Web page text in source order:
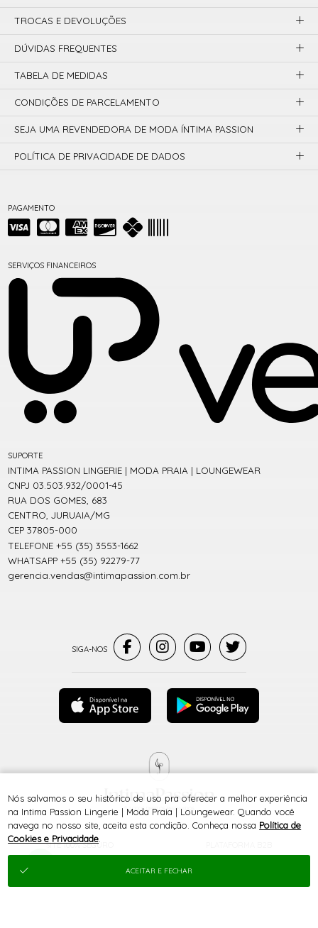
PAGAMENTO
SERVIÇOS FINANCEIROS
SITE 100% SEGURO
SUPORTE
INTIMA PASSION LINGERIE | MODA PRAIA | LOUNGEWEAR
CNPJ 03.503.932/0001-45
RUA DOS GOMES, 683
CENTRO, JURUAIA/MG
CEP 37805-000
TELEFONE +55 (35) 3553-1662
WHATSAPP +55 (35) 92279-77
gerencia.vendas@intimapassion.com.br
TROCAS E DEVOLUÇÕES
DÚVIDAS FREQUENTES
TABELA DE MEDIDAS
CONDIÇÕES DE PARCELAMENTO
SEJA UMA REVENDEDORA DE MODA ÍNTIMA PASSION
POLÍTICA DE PRIVACIDADE DE DADOS
® TODOS DIREITOS RESERVADOS
Nós salvamos o seu histórico de uso pra oferecer a melhor experiência
na Intima Passion Lingerie | Moda Praia | Loungewear. Quando você
navega no nosso site, aceita esta condição. Conheça nossa Política de
Cookies e Privacidade
ACEITAR E FECHAR